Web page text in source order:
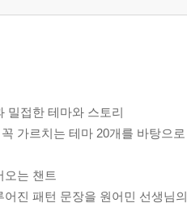
밀접한 테마와 스토리
가르치는 테마 20개를 바탕으
는 챈트
어진 패턴 문장을 원어민 선생님